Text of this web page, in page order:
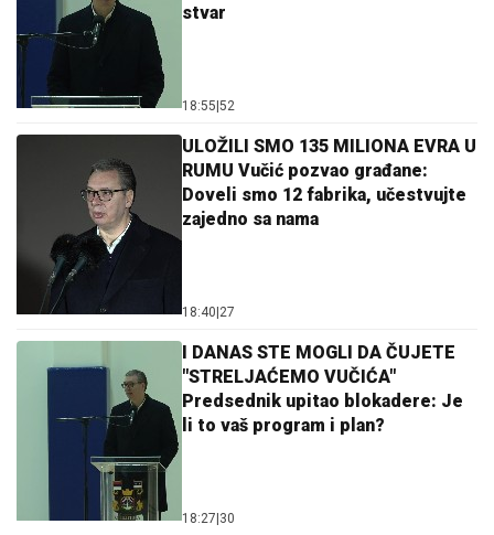
stvar
18:55|52
ULOŽILI SMO 135 MILIONA EVRA U
RUMU Vučić pozvao građane:
Doveli smo 12 fabrika, učestvujte
zajedno sa nama
18:40|27
I DANAS STE MOGLI DA ČUJETE
"STRELJAĆEMO VUČIĆA"
Predsednik upitao blokadere: Je
li to vaš program i plan?
18:27|30